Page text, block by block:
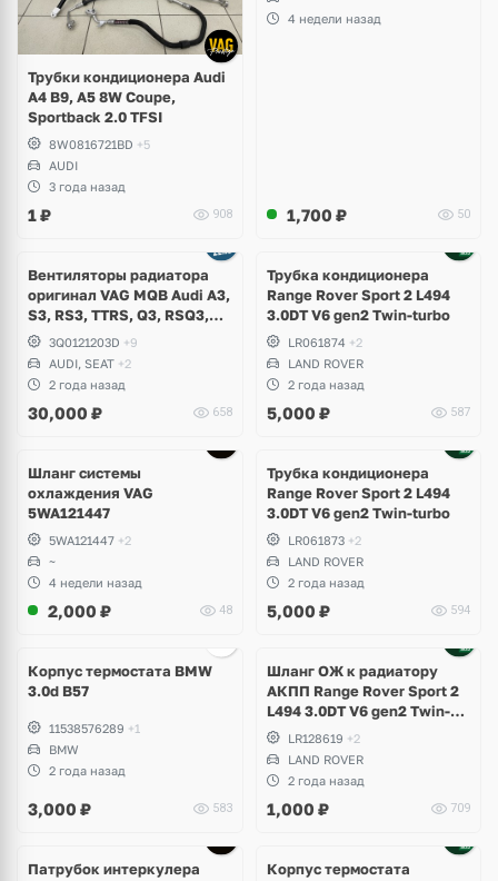
Трубки кондиционера Audi
A4 B9, A5 8W Coupe,
Sportback 2.0 TFSI
8W0816721BD +5
AUDI
3 года назад
1₽ 908
4 недели назад
1,700 ₽ 50
Вентиляторы радиатора
оригинал VAG MQB Audi A3,
S3, RS3, TTRS, Q3, RSQ3,
Volkswagen Tiguan 2,
Allspace, Arteon, Passat B8,
Multivan, Transporter T6,
Skoda Kodiaq, Karoq,
Superb
3Q0121203D +9
AUDI, SEAT +2
2 года назад
30,000 ₽ 658
Трубка кондиционера
Range Rover Sport 2 L494
3.0DT V6 gen2 Twin-turbo
LR061874 +2
LAND ROVER
2 года назад
5,000 ₽ 587
Шланг системы
охлаждения VAG
5WA121447
5WA121447 +2
~
4 недели назад
2,000 ₽ 48
Трубка кондиционера
Range Rover Sport 2 L494
3.0DT V6 gen2 Twin-turbo
LR061873 +2
LAND ROVER
2 года назад
5,000 ₽ 594
Корпус термостата BMW
3.0d B57
11538576289 +1
BMW
2 года назад
3,000 ₽ 583
Шланг ОЖ к радиатору
АКПП Range Rover Sport 2
L494 3.0DT V6 gen2 Twin-
turboLR128619 +2
LAND ROVER
2 года назад
1,000 ₽ 709
Патрубок интеркулера
Корпус термостата